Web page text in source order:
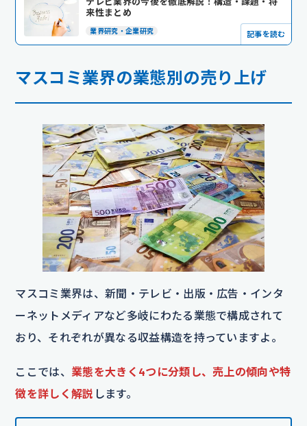
来性まとめ
業界研究・企業研究 記事を読む
マスコミ業界の業態別の売り上げ
マスコミ業界は、新聞・テレビ・出版・広告・インタ
ーネットメディアなど多岐にわたる業態で構成されて
おり、それぞれが異なる収益構造を持っていますよ。
ここでは、 業態を大きく4つに分類し、売上の傾向や特
徴を詳しく解説 します。